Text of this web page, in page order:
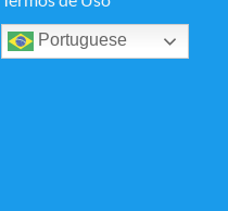
Portuguese